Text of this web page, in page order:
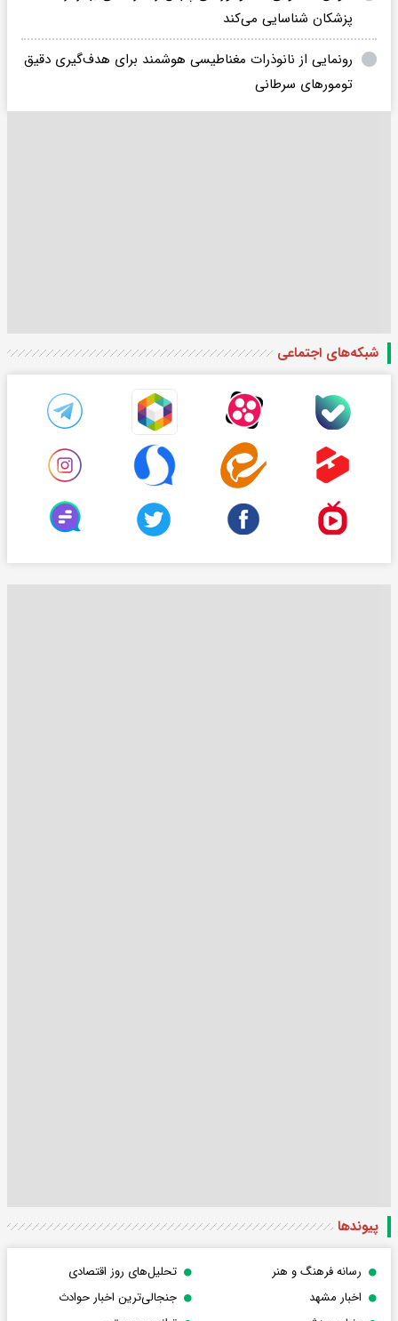
پزشکان شناسایی می‌کند
رونمایی از نانوذرات مغناطیسی هوشمند برای هدف‌گیری دقیق
تومورهای سرطانی
شبکه‌های اجتماعی
پیوندها
رسانه فرهنگ و هنر
تحلیل‌های روز اقتصادی
اخبار مشهد
جنجالی‌ترین اخبار حوادث